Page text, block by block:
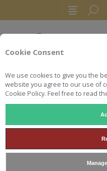
Cookie Consent
We use cookies to give you the
website you agree to our use of
Cookie Policy. Feel free to read
La brasserie est érigée